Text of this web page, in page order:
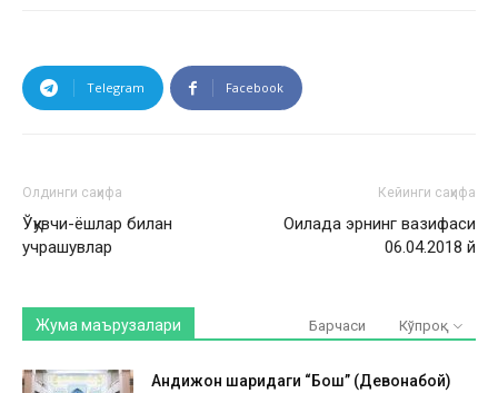
Telegram Facebook
Олдинги саҳифа
Ўқувчи-ёшлар билан
учрашувлар
Кейинги саҳифа
Оилада эрнинг вазифаси
06.04.2018 й
Жума маърузалари Барчаси Кўпроқ
Андижон шаҳридаги “Бош” (Девонабой)